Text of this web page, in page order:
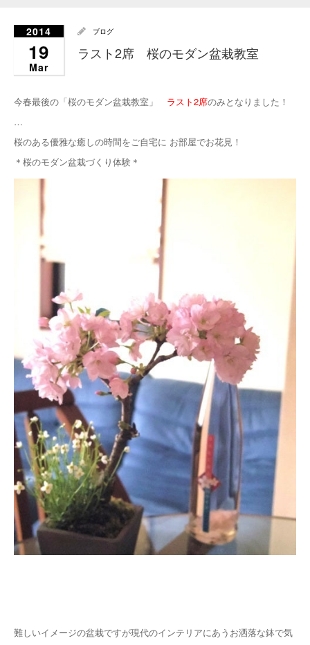
2014
19
Mar
ブログ
ラスト2席 桜のモダン盆栽教室
今春最後の「桜のモダン盆栽教室」 ラスト2席のみとなりました！
…
桜のある優雅な癒しの時間をご自宅に お部屋でお花見！
＊桜のモダン盆栽づくり体験＊
難しいイメージの盆栽ですが現代のインテリアにあうお洒落な鉢で気